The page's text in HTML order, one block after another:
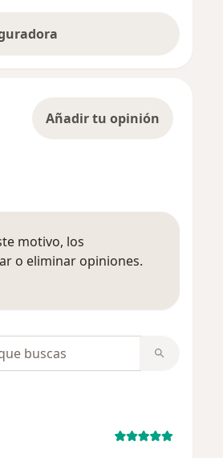
Añadir tu opinión
motivo, los
o eliminar opiniones.